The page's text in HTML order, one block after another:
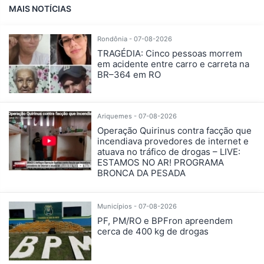
MAIS NOTÍCIAS
Rondônia - 07-08-2026
TRAGÉDIA: Cinco pessoas morrem
em acidente entre carro e carreta na
BR–364 em RO
Ariquemes - 07-08-2026
Operação Quirinus contra facção que
incendiava provedores de internet e
atuava no tráfico de drogas – LIVE:
ESTAMOS NO AR! PROGRAMA
BRONCA DA PESADA
Municípios - 07-08-2026
PF, PM/RO e BPFron apreendem
cerca de 400 kg de drogas